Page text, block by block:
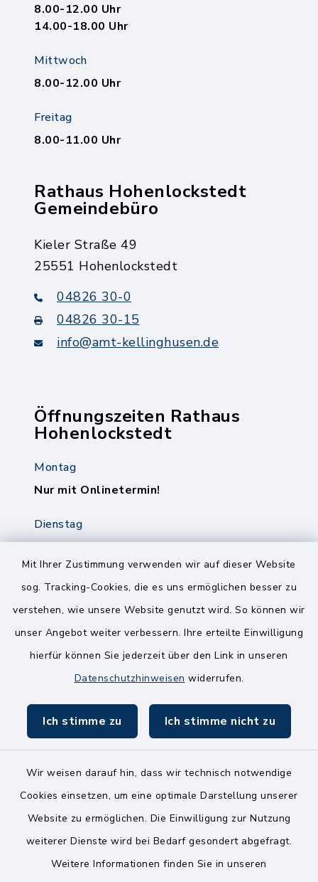
Mit Ihrer Zustimmung verwenden wir auf dieser Website
sog. Tracking-Cookies, die es uns ermöglichen besser zu
verstehen, wie unsere Website genutzt wird. So können wir
unser Angebot weiter verbessern. Ihre erteilte Einwilligung
hierfür können Sie jederzeit über den Link in unseren
Datenschutzhinweisen widerrufen.
Ich stimme zu Ich stimme nicht zu
Wir weisen darauf hin, dass wir technisch notwendige
Cookies einsetzen, um eine optimale Darstellung unserer
Website zu ermöglichen. Die Einwilligung zur Nutzung
weiterer Dienste wird bei Bedarf gesondert abgefragt.
Weitere Informationen finden Sie in unseren
8.00-12.00 Uhr
14.00-18.00 Uhr
Mittwoch
8.00-12.00 Uhr
Freitag
8.00-11.00 Uhr
Rathaus Hohenlockstedt
Gemeindebüro
Kieler Straße 49
25551 Hohenlockstedt
04826 30-0
04826 30-15
info@amt-kellinghusen.de
Öffnungszeiten Rathaus
Hohenlockstedt
Montag
Nur mit Onlinetermin!
Dienstag
8.00-12.00 Uhr
14.00-18.00 Uhr
Freitag
8.00-11.00 Uhr
Kontakt
Barrierefreiheit